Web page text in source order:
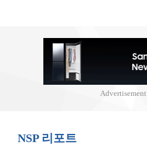
Advertisement
NSP 리포트